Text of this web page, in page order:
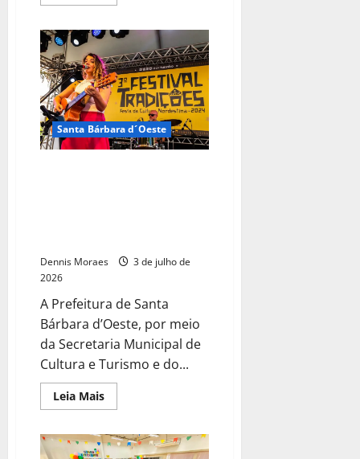
Santa Bárbara d´Oeste
Dennis Moraes
3 de julho de
2026
A Prefeitura de Santa
Bárbara d’Oeste, por meio
da Secretaria Municipal de
Cultura e Turismo e do...
Leia Mais